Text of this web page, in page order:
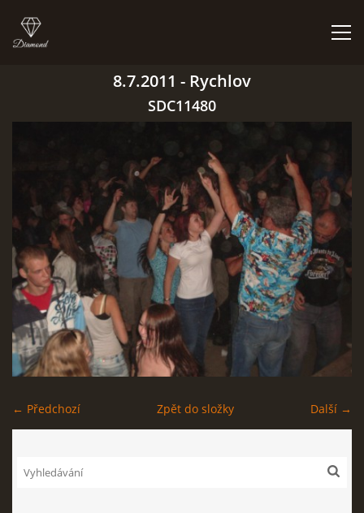
ORCHESTR V PLNÉ SÍLE
CO HRAJEM | NEHRAJEM
NĚCO Z PRAVĚKU
DISKOGRAFIE
8.7.2011 - Rychlov
SDC11480
← Předchozí Další →
Zpět do složky